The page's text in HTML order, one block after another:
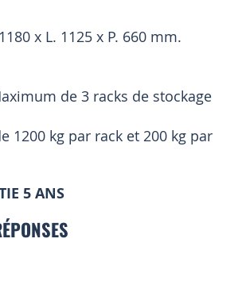
x L. 1125 x P. 660 mm.
de 3 racks de stockage
1200 kg par rack et 200 kg par
5 ANS